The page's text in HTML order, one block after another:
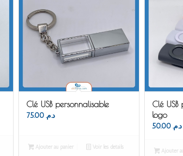
Clé USB personnalisable
د.م. 75.00
Ajouter au panier Voir les détails
Clé
logo
د.م. 50.00
Ajouter